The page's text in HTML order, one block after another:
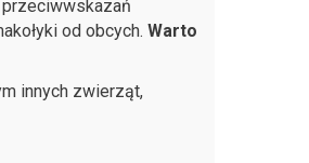
od obcych. Warto
innych zwierząt,